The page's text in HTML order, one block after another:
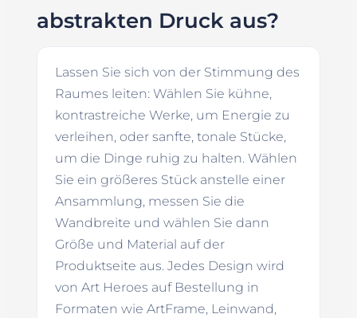
abstrakten Druck aus?
Lassen Sie sich von der Stimmung des
Raumes leiten: Wählen Sie kühne,
kontrastreiche Werke, um Energie zu
verleihen, oder sanfte, tonale Stücke,
um die Dinge ruhig zu halten. Wählen
Sie ein größeres Stück anstelle einer
Ansammlung, messen Sie die
Wandbreite und wählen Sie dann
Größe und Material auf der
Produktseite aus. Jedes Design wird
von Art Heroes auf Bestellung in
Formaten wie ArtFrame, Leinwand,